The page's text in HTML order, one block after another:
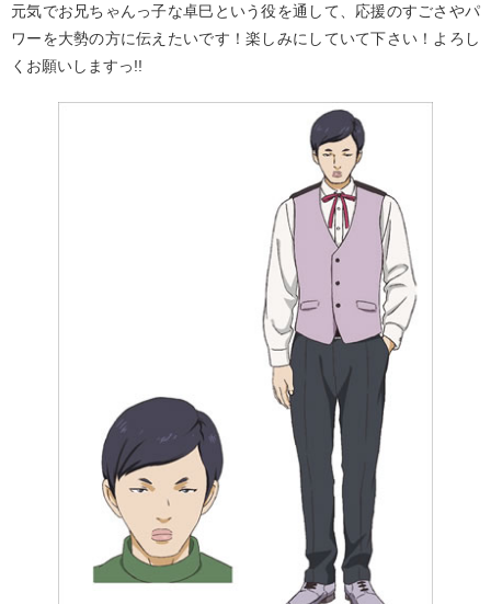
元気でお兄ちゃんっ子な卓巳という役を通して、応援のすごさやパ
ワーを大勢の方に伝えたいです！楽しみにしていて下さい！よろし
くお願いしますっ!!